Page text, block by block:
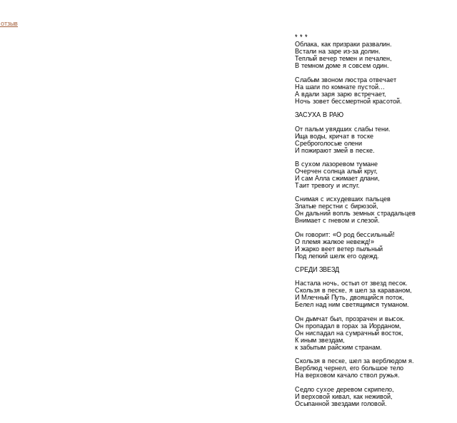
* * *
Облака, как призраки развалин.
Встали на заре из-за долин.
Теплый вечер темен и печален,
В темном доме я совсем один.
Слабым звоном люстра отвечает
На шаги по комнате пустой...
А вдали заря зарю встречает,
Ночь зовет бессмертной красотой.
ЗАСУХА В РАЮ
От пальм увядших слабы тени.
Ища воды, кричат в тоске
Среброголосые олени
И пожирают змей в песке.
В сухом лазоревом тумане
Очерчен солнца алый круг,
И сам Алла сжимает длани,
Таит тревогу и испуг.
Снимая с исхудевших пальцев
Златые перстни с бирюзой,
Он дальний вопль земных страдальцев
Внимает с гневом и слезой.
Он говорит: «О род бессильный!
О племя жалкое невежд!»
И жарко веет ветер пыльный
Под легкий шелк его одежд.
СРЕДИ ЗВЕЗД
Настала ночь, остыл от звезд песок.
Скользя в песке, я шел за караваном,
И Млечный Путь, двоящийся поток,
Белел над ним светящимся туманом.
Он дымчат был, прозрачен и высок.
Он пропадал в горах за Иорданом,
Он ниспадал на сумрачный восток,
К иным звездам,
к забытым райским странам.
Скользя в песке, шел за верблюдом я.
Верблюд чернел, его большое тело
На верховом качало ствол ружья.
Седло сухое деревом скрипело,
И верховой кивал, как неживой,
Осыпанной звездами головой.